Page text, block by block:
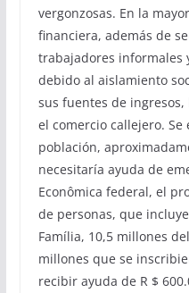
vergonzosas. En la
financiera, además de
trabajadores informales
debido al aislamiento
sus fuentes de
el comercio callejero.
población,
necesitaría ayuda de
Econômica federal, el
de personas, que
Família, 10,5 millones
millones que se
recibir ayuda de R $